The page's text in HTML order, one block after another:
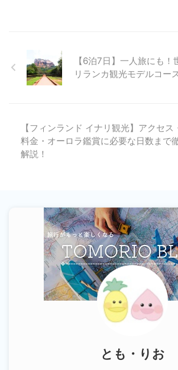
【6泊7日】一人旅にも！
リランカ観光モデルコー
【フィンランド イナリ観光】アクセス
料金・オーロラ鑑賞に必要な日数まで
解説！
とも・りお